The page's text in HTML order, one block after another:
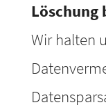
Löschung
Wir halten